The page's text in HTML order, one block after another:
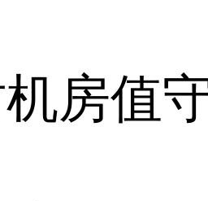
房值